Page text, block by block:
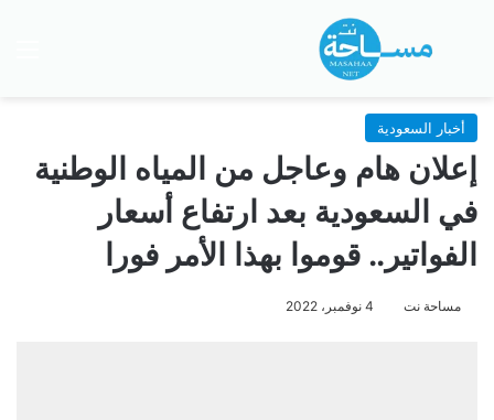
بحث عن
أخبار السعودية
إعلان هام وعاجل من المياه الوطنية
في السعودية بعد ارتفاع أسعار
الفواتير.. قوموا بهذا الأمر فورا
مساحة نت 4 نوفمبر، 2022